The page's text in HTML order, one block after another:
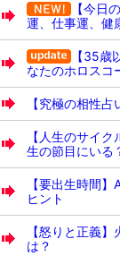
【今日
運、仕事運、健
【35歳
なたのホロスコ
【究極の相性
【人生のサイ
生の節目にいる
【要出生時間
ヒント
【怒りと正義
は？